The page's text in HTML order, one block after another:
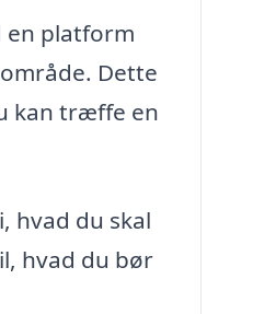
en platform
Dette
kan træffe en
hvad du skal
hvad du bør